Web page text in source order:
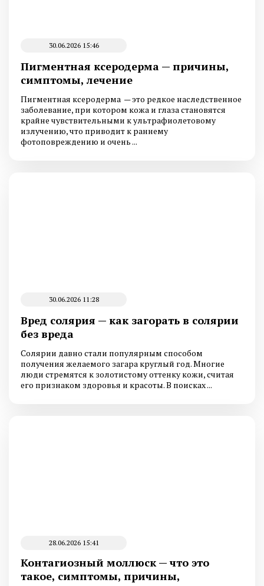
30.06.2026 15:46
Пигментная ксеродерма — причины,
симптомы, лечение
Пигментная ксеродерма — это редкое наследственное
заболевание, при котором кожа и глаза становятся
крайне чувствительными к ультрафиолетовому
излучению, что приводит к раннему
фотоповреждению и очень ...
30.06.2026 11:28
Вред солярия — как загорать в солярии
без вреда
Солярии давно стали популярным способом
получения желаемого загара круглый год. Многие
люди стремятся к золотистому оттенку кожи, считая
его признаком здоровья и красоты. В поисках ...
28.06.2026 15:41
Контагиозный моллюск — что это
такое, симптомы, причины,